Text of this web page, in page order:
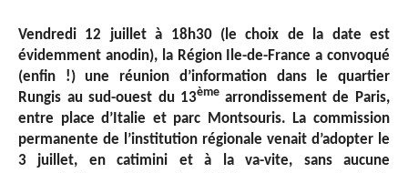
Vendredi 12 juillet à 18h30 (le choix de la date est
évidemment anodin), la Région Ile-de-France a convoqué
(enfin !) une réunion d’information dans le quartier
Rungis au sud-ouest du 13ème arrondissement de Paris,
entre place d’Italie et parc Montsouris. La commission
permanente de l’institution régionale venait d’adopter le
3 juillet, en catimini et à la va-vite, sans aucune